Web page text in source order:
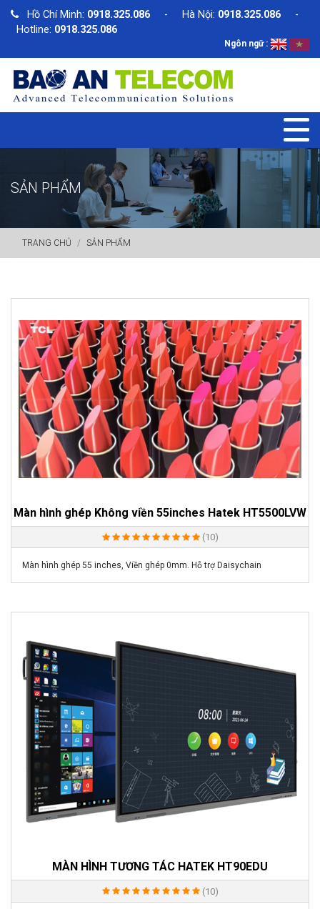
Hồ Chí Minh: 0918.325.086 - Hà Nội: 0918.325.086 -
Hotline: 0918.325.086
Ngôn ngữ :
SẢN PHẨM
TRANG CHỦ SẢN PHẨM
Màn hình ghép Không viền 55inches Hatek HT5500LVW
(10)
Màn hình ghép 55 inches, Viền ghép 0mm. Hỗ trợ Daisychain
MÀN HÌNH TƯƠNG TÁC HATEK HT90EDU
(10)